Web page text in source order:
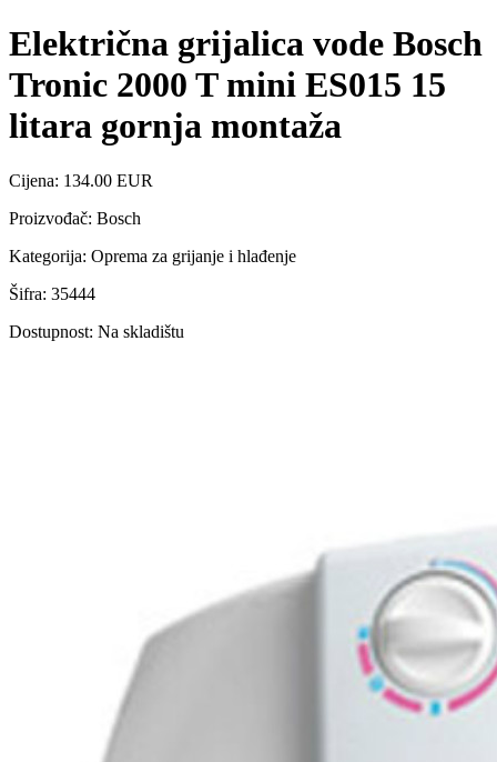
Električna grijalica vode Bosch
Tronic 2000 T mini ES015 15
litara gornja montaža
Cijena: 134.00 EUR
Proizvođač: Bosch
Kategorija: Oprema za grijanje i hlađenje
Šifra: 35444
Dostupnost: Na skladištu